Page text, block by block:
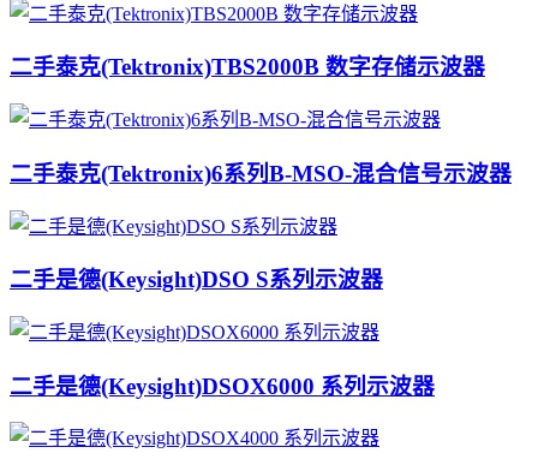
二手泰克(Tektronix)TBS2000B 数字存储示波器
二手泰克(Tektronix)6系列B-MSO-混合信号示波器
二手是德(Keysight)DSO S系列示波器
二手是德(Keysight)DSOX6000 系列示波器